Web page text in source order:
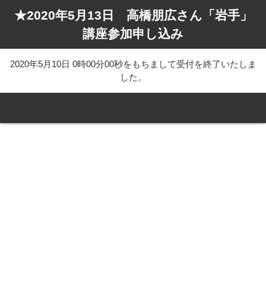
★2020年5月13日 高橋朋広さん「岩手」
講座参加申し込み
2020年5月10日 0時00分00秒をもちまして受付を終了いたしま
した。